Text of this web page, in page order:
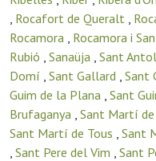
, Rocafort de Queralt ,
Rocamora , Rocamora i
Rubió , Sanaüja , Sant
Domí , Sant Gallard , Sant
Guim de la Plana , Sant
Brufaganya , Sant Martí
Sant Martí de Tous , Sant
, Sant Pere del Vim , Sant